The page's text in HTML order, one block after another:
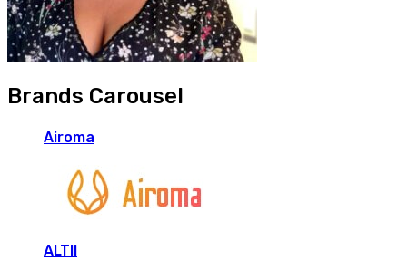
Brands Carousel
Airoma
ALTII